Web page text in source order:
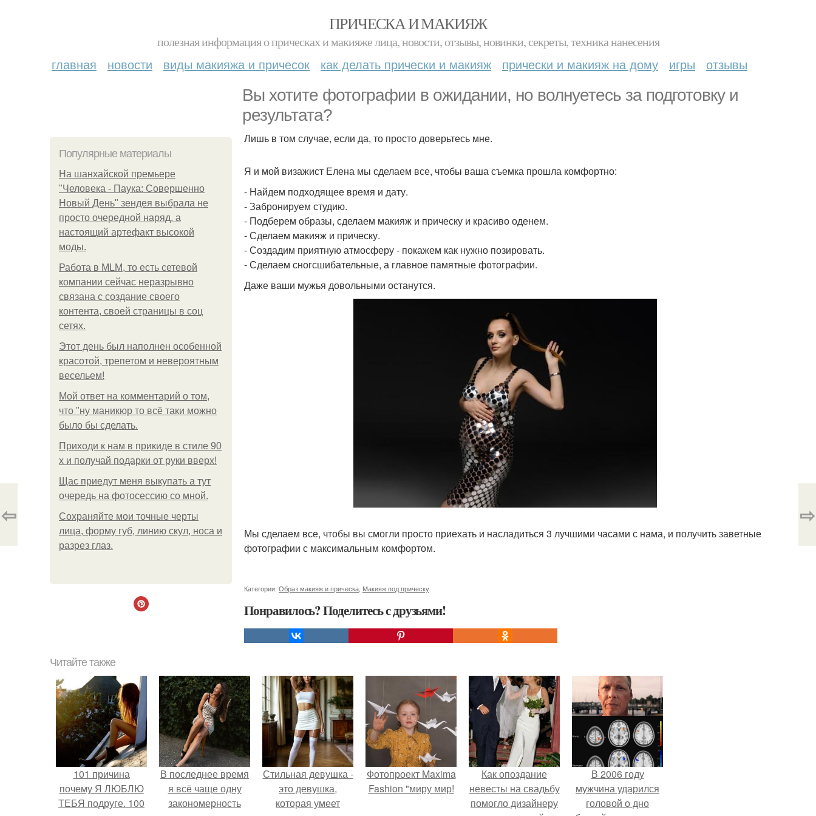
ПРИЧЕСКА И МАКИЯЖ
полезная информация о прическах и макияже лица, новости, отзывы, новинки, секреты, техника нанесения
главная новости виды макияжа и причесок как делать прически и макияж прически и макияж на дому игры отзывы
Вы хотите фотографии в ожидании, но волнуетесь за подготовку и
результата?
Популярные материалы
На шанхайской премьере
"Человека - Паука: Совершенно
Новый День" зендея выбрала не
просто очередной наряд, а
настоящий артефакт высокой
моды.
Работа в MLM, то есть сетевой
компании сейчас неразрывно
связана с создание своего
контента, своей страницы в соц
сетях.
Этот день был наполнен особенной
красотой, трепетом и невероятным
весельем!
Мой ответ на комментарий о том,
что "ну маникюр то всё таки можно
было бы сделать.
Приходи к нам в прикиде в стиле 90
х и получай подарки от руки вверх!
Щас приедут меня выкупать а тут
очередь на фотосессию со мной.
Сохраняйте мои точные черты
лица, форму губ, линию скул, носа и
разрез глаз.
Лишь в том случае, если да, то просто доверьтесь мне.
Я и мой визажист Елена мы сделаем все, чтобы ваша съемка прошла комфортно:
- Найдем подходящее время и дату.
- Забронируем студию.
- Подберем образы, сделаем макияж и прическу и красиво оденем.
- Сделаем макияж и прическу.
- Создадим приятную атмосферу - покажем как нужно позировать.
- Сделаем сногсшибательные, а главное памятные фотографии.
Даже ваши мужья довольными останутся.
Мы сделаем все, чтобы вы смогли просто приехать и насладиться 3 лучшими часами с нама, и получить заветные
фотографии с максимальным комфортом.
Категории: Образ макияж и прическа Макияж под прическу
Понравилось? Поделитесь с друзьями!
⇦ ⇨
Читайте также
101 причина
почему Я ЛЮБЛЮ
ТЕБЯ подруге. 100
В последнее время
я всё чаще одну
закономерность
Стильная девушка -
это девушка,
которая умеет
Фотопроект Maxima
Fashion "миру мир!
Как опоздание
невесты на свадьбу
помогло дизайнеру
В 2006 году
мужчина ударился
головой о дно